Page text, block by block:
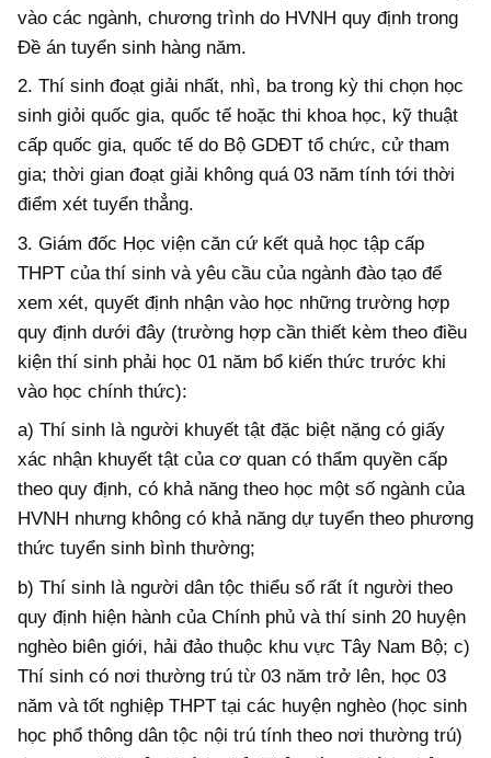
vào các ngành, chương trình do HVNH quy định trong
Đề án tuyển sinh hàng năm.
2. Thí sinh đoạt giải nhất, nhì, ba trong kỳ thi chọn học
sinh giỏi quốc gia, quốc tế hoặc thi khoa học, kỹ thuật
cấp quốc gia, quốc tế do Bộ GDĐT tổ chức, cử tham
gia; thời gian đoạt giải không quá 03 năm tính tới thời
điểm xét tuyển thẳng.
3. Giám đốc Học viện căn cứ kết quả học tập cấp
THPT của thí sinh và yêu cầu của ngành đào tạo để
xem xét, quyết định nhận vào học những trường hợp
quy định dưới đây (trường hợp cần thiết kèm theo điều
kiện thí sinh phải học 01 năm bổ kiến thức trước khi
vào học chính thức):
a) Thí sinh là người khuyết tật đặc biệt nặng có giấy
xác nhận khuyết tật của cơ quan có thẩm quyền cấp
theo quy định, có khả năng theo học một số ngành của
HVNH nhưng không có khả năng dự tuyển theo phương
thức tuyển sinh bình thường;
b) Thí sinh là người dân tộc thiểu số rất ít người theo
quy định hiện hành của Chính phủ và thí sinh 20 huyện
nghèo biên giới, hải đảo thuộc khu vực Tây Nam Bộ; c)
Thí sinh có nơi thường trú từ 03 năm trở lên, học 03
năm và tốt nghiệp THPT tại các huyện nghèo (học sinh
học phổ thông dân tộc nội trú tính theo nơi thường trú)